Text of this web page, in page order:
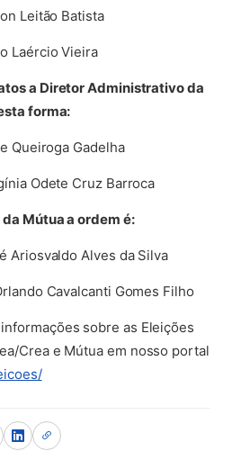
Leitão Batista
Laércio Vieira
a Diretor Administrativo da
forma:
Queiroga Gadelha
Odete Cruz Barroca
Mútua a ordem é:
Ariosvaldo Alves da Silva
Cavalcanti Gomes Filho
sobre as Eleições
Crea e Mútua em nosso portal